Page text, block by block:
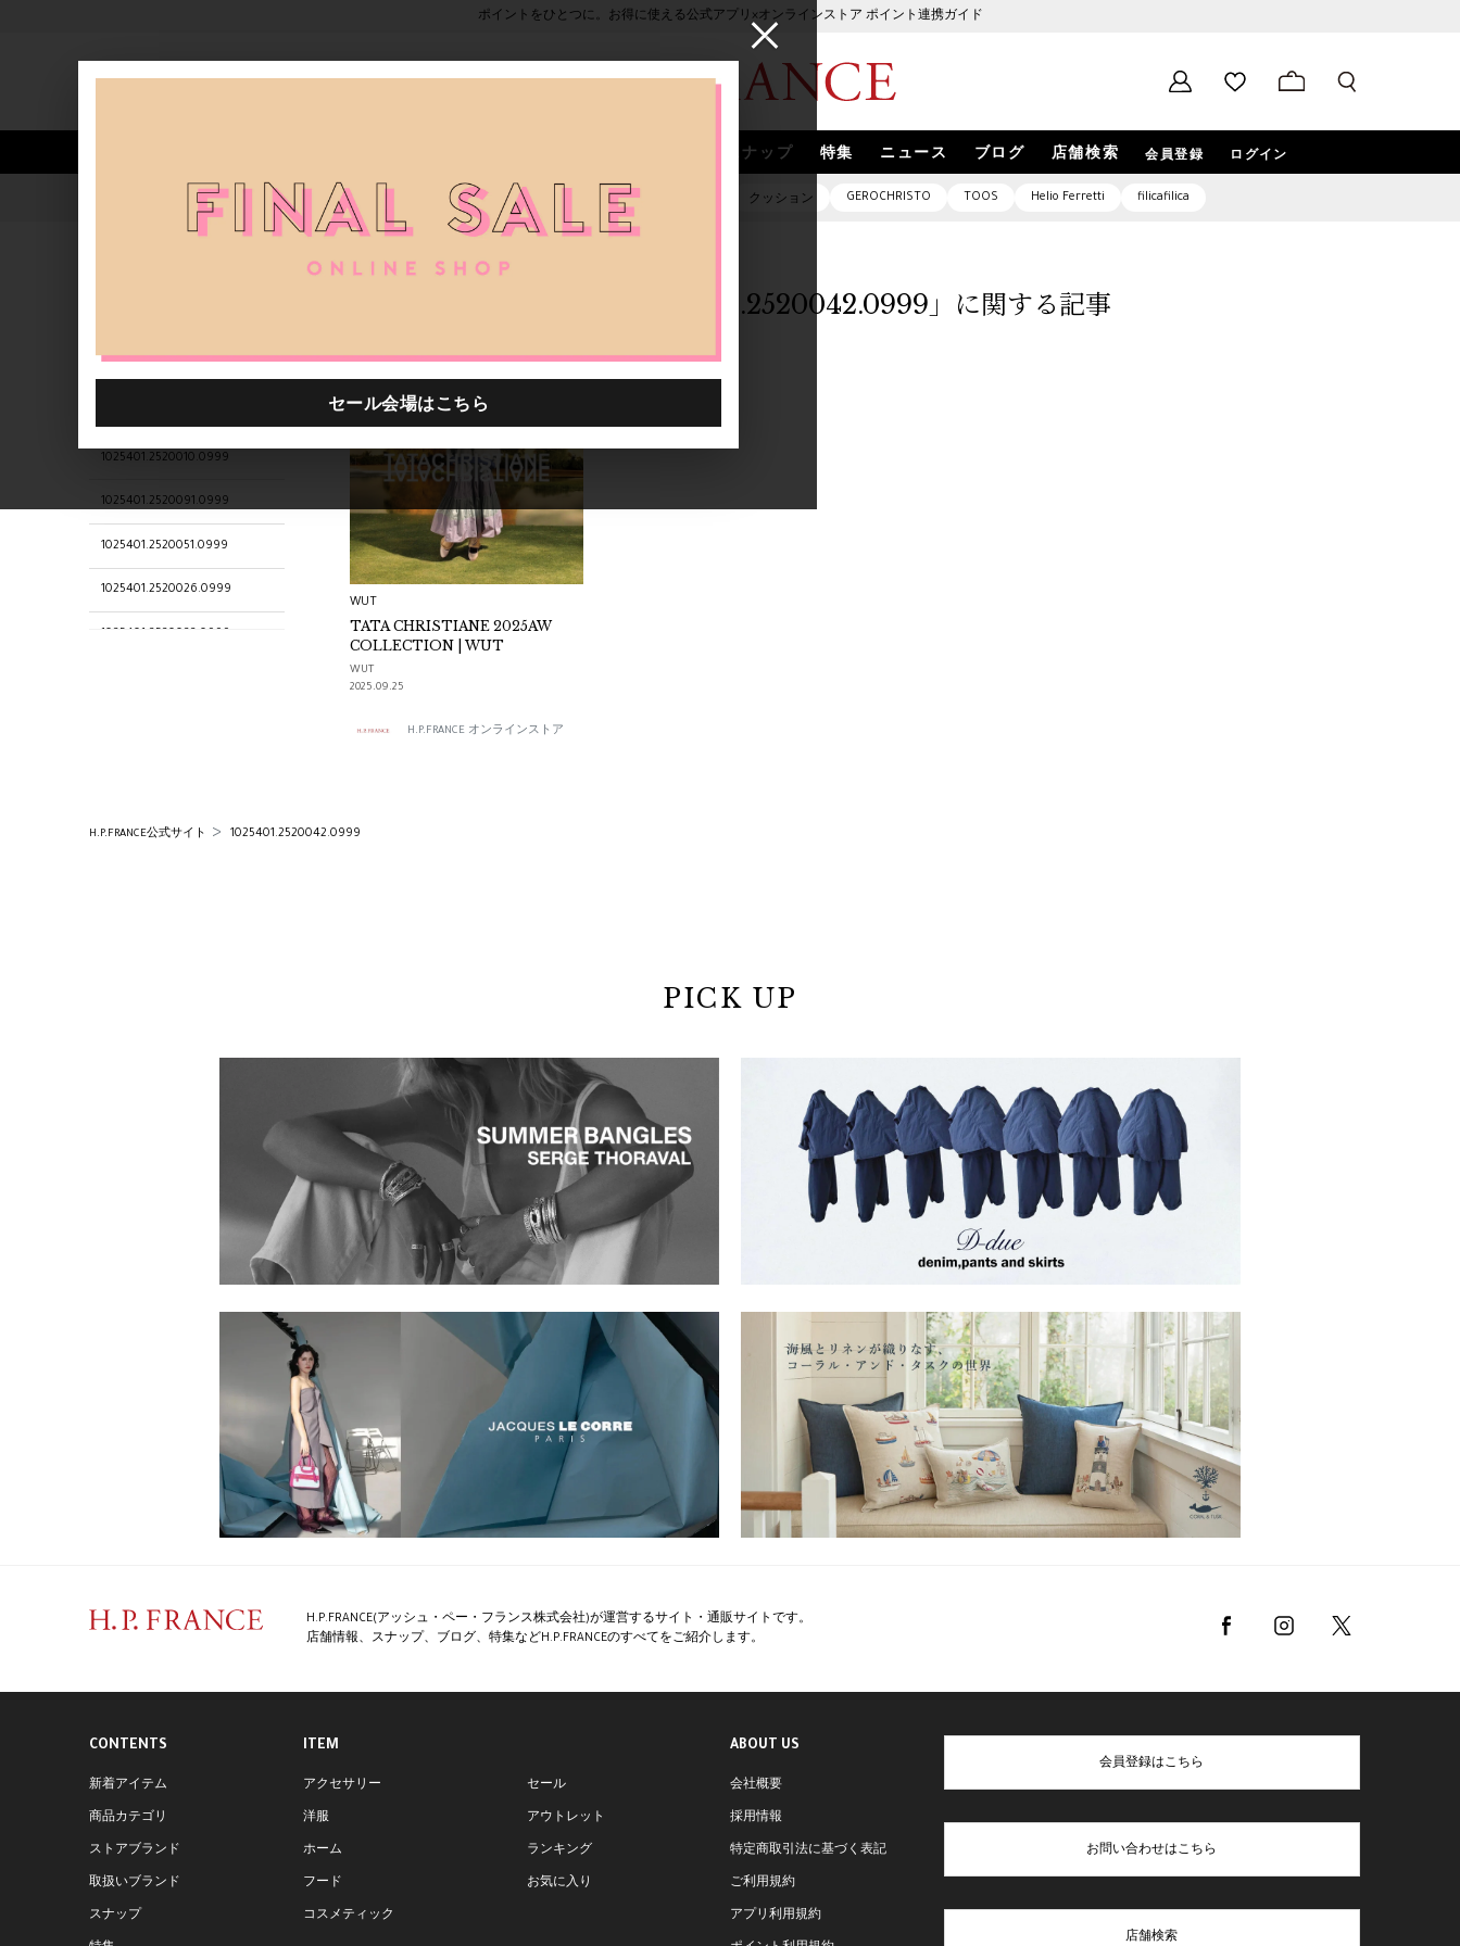
ポイントをひとつに。お得に使える公式アプリ×オンラインストア ポイント連携ガイド
スナップ 特集 ニュース ブログ 店舗検索 会員登録 ログイン
人気ワード セール 40th限定 ピアス バッグ クッション GEROCHRISTO TOOS Helio Ferretti filicafilica
1025401.2520010.0999
1025401.2520091.0999
1025401.2520051.0999
1025401.2520026.0999
「1025401.2520042.0999」に関する記事
WUT
TATA CHRISTIANE 2025AW
COLLECTION | WUT
WUT
2025.09.25
H.P.FRANCE オンラインストア
H.P.FRANCE公式サイト 1025401.2520042.0999
PICK UP
H.P.FRANCE(アッシュ・ペー・フランス株式会社)が運営するサイト・通販サイトです。
店舗情報、スナップ、ブログ、特集などH.P.FRANCEのすべてをご紹介します。
CONTENTS
新着アイテム
商品カテゴリ
ストアブランド
取扱いブランド
スナップ
ITEM
アクセサリー
洋服
ホーム
フード
コスメティック
セール
アウトレット
ランキング
お気に入り
ABOUT US
会社概要
採用情報
特定商取引法に基づく表記
ご利用規約
アプリ利用規約
会員登録はこちら
お問い合わせはこちら
店舗検索